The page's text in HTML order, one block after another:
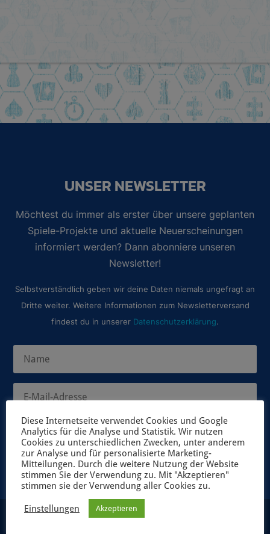
UNSER NEWSLETTER
Möchtest du immer als erster über unsere geplanten
Spiele-Projekte und aktuelle Neuerscheinungen
informiert werden? Dann abonniere unseren
Newsletter!
Selbstverständlich geben wir deine Daten niemals ungefragt an
Dritte weiter. Weitere Informationen zum Newsletterversand
findest du in unserer Datenschutzerklärung.
JETZT ANMELDEN
Diese Internetseite verwendet Cookies und Google
Analytics für die Analyse und Statistik. Wir nutzen
Cookies zu unterschiedlichen Zwecken, unter anderem
zur Analyse und für personalisierte Marketing-
Mitteilungen. Durch die weitere Nutzung der Website
stimmen Sie der Verwendung zu. Mit "Akzeptieren"
stimmen sie der Verwendung aller Cookies zu.
Einstellungen Akzeptieren